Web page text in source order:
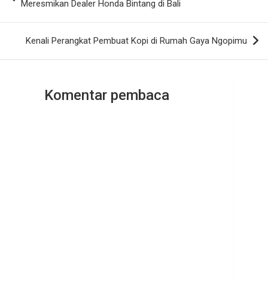
Meresmikan Dealer Honda Bintang di Bali
Kenali Perangkat Pembuat Kopi di Rumah Gaya Ngopimu
Komentar pembaca